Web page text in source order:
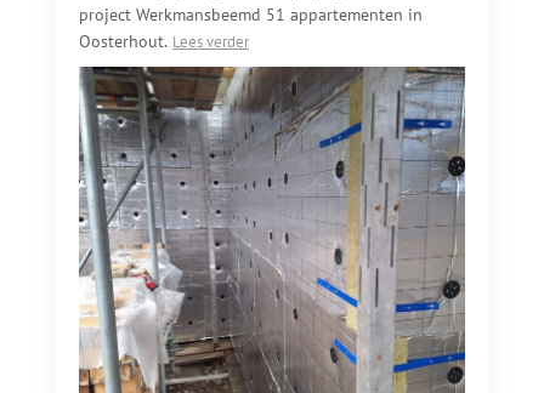
project Werkmansbeemd 51 appartementen in
Oosterhout. Lees verder